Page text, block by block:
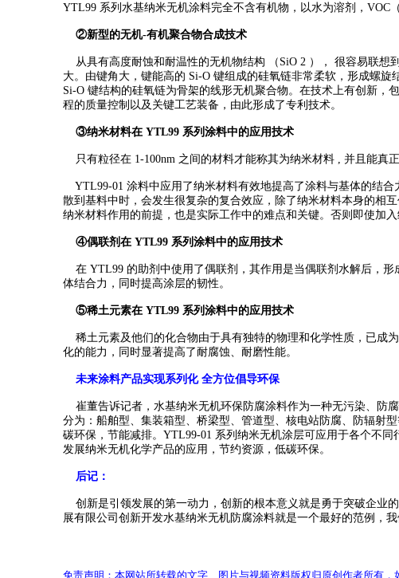
YTL99 系列水基纳米无机涂料完全不含有机物，以水为溶剂，VOC
②新型的无机-有机聚合物合成技术
从具有高度耐蚀和耐温性的无机物结构 （SiO 2 ）， 很容易联想到
大。 由键角大，键能高的 Si-O 键组成的硅氧链非常柔软，形成螺
Si-O 键结构的硅氧链为骨架的线形无机聚合物。在技术上有创新
程的质量控制以及关键工艺装备，由此形成了专利技术。
③纳米材料在 YTL99 系列涂料中的应用技术
只有粒径在 1-100nm 之间的材料才能称其为纳米材料 , 并且能真
YTL99-01 涂料中应用了纳米材料有效地提高了涂料与基体的结
散到基料中时，会发生很复杂的复合效应，除了纳米材料本身的相
纳米材料作用的前提，也是实际工作中的难点和关键。否则即使加
④偶联剂在 YTL99 系列涂料中的应用技术
在 YTL99 的助剂中使用了偶联剂，其作用是当偶联剂水解后，形
体结合力，同时提高涂层的韧性。
⑤稀土元素在 YTL99 系列涂料中的应用技术
稀土元素及他们的化合物由于具有独特的物理和化学性质，已成
化的能力，同时显著提高了耐腐蚀、耐磨性能。
未来涂料产品实现系列化 全方位倡导环保
崔董告诉记者，水基纳米无机环保防腐涂料作为一种无污染、防
分为：船舶型、集装箱型、桥梁型、管道型、核电站防腐、防辐射型
碳环保，节能减排。YTL99-01 系列纳米无机涂层可应用于各个不
发展纳米无机化学产品的应用，节约资源，低碳环保。
后记：
创新是引领发展的第一动力，创新的根本意义就是勇于突破企业
展有限公司创新开发水基纳米无机防腐涂料就是一个最好的范例，
免责声明：本网站所转载的文字、图片与视频资料版权归原创作者所有，